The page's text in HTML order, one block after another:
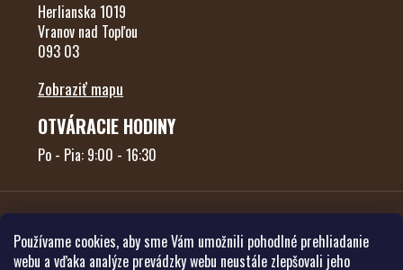
Používame cookies, aby sme Vám umožnili pohodlné prehliadanie
webu a vďaka analýze prevádzky webu neustále zlepšovali jeho
Herlianska 1019
Vranov nad Topľou
093 03
Zobraziť mapu
OTVÁRACIE HODINY
Po - Pia: 9:00 - 16:30